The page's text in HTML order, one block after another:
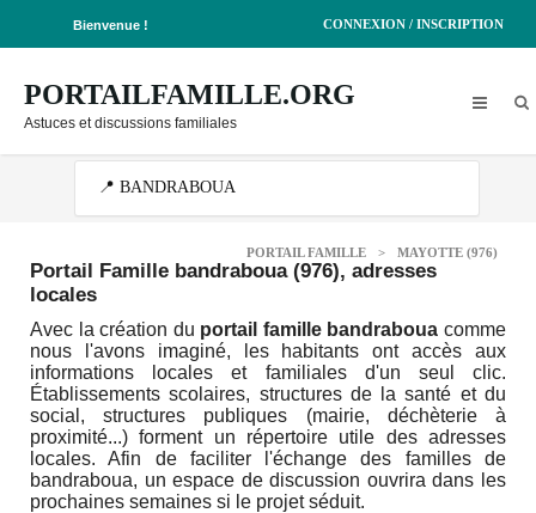
Bienvenue ! CONNEXION / INSCRIPTION
PORTAILFAMILLE.ORG
Astuces et discussions familiales
PORTAIL FAMILLE > MAYOTTE (976)
Portail Famille bandraboua (976), adresses
locales
Avec la création du portail famille bandraboua comme
nous l'avons imaginé, les habitants ont accès aux
informations locales et familiales d'un seul clic.
Établissements scolaires, structures de la santé et du
social, structures publiques (mairie, déchèterie à
proximité...) forment un répertoire utile des adresses
locales. Afin de faciliter l'échange des familles de
bandraboua, un espace de discussion ouvrira dans les
prochaines semaines si le projet séduit.